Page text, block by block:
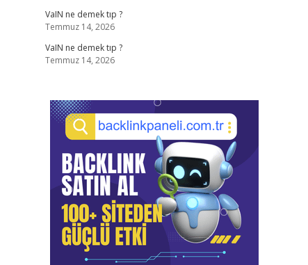
VaIN ne demek tıp ?
Temmuz 14, 2026
VaIN ne demek tıp ?
Temmuz 14, 2026